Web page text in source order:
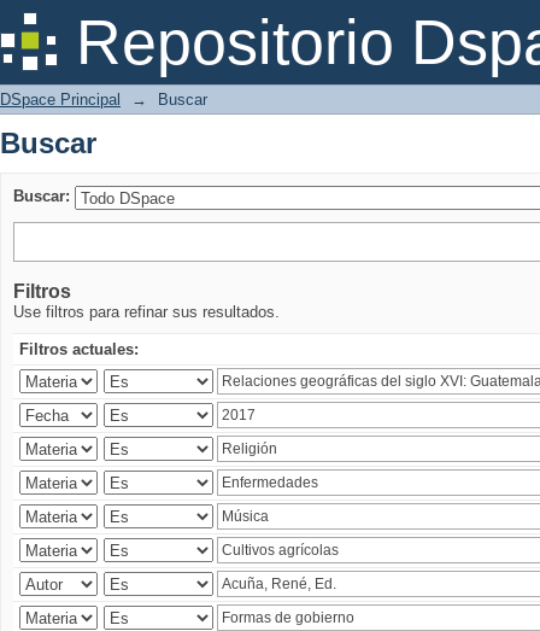
Repositorio
Buscar
DSpace Principal → Buscar
Buscar
Buscar:
Filtros
Use filtros para refinar sus resultados.
Filtros actuales: